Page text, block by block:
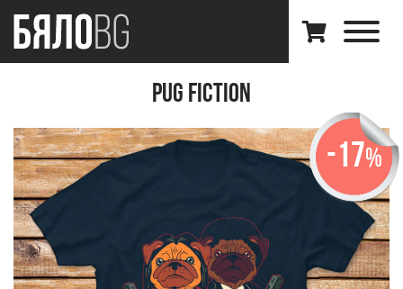
Pug Fiction
-17%